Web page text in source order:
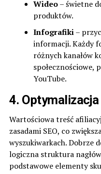
Wideo– świetne
produktów.
Infografiki–
informacji. Każdy
różnych kanałów
społecznościowe,
YouTube.
4.
Wartościowa treść
zasadami SEO, co
wyszukiwarkach. Dobrze
logiczna struktura
podstawowe elementy